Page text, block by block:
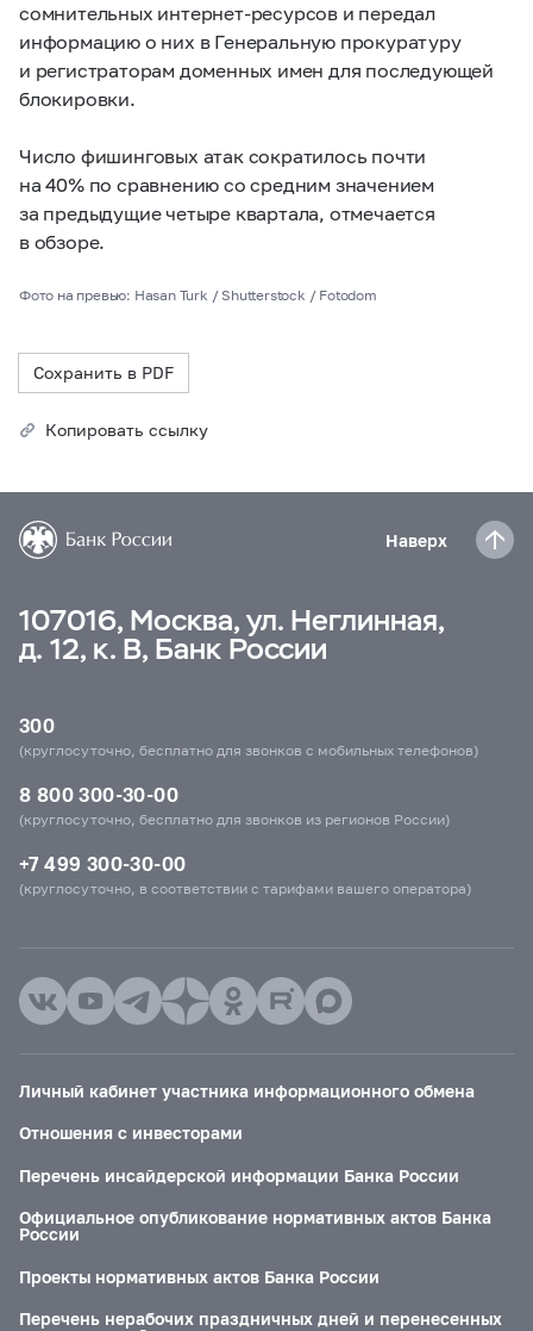
сомнительных интернет-ресурсов и передал
информацию о них в Генеральную прокуратуру
и регистраторам доменных имен для последующей
блокировки.
Число фишинговых атак сократилось почти
на 40% по сравнению со средним значением
за предыдущие четыре квартала, отмечается
в обзоре.
Фото на превью: Hasan Turk / Shutterstock / Fotodom
Сохранить в PDF
Копировать ссылку
Наверх
107016, Москва, ул. Неглинная,
д. 12, к. В, Банк России
300
(круглосуточно, бесплатно для звонков с мобильных телефонов)
8 800 300-30-00
(круглосуточно, бесплатно для звонков из регионов России)
+7 499 300-30-00
(круглосуточно, в соответствии с тарифами вашего оператора)
Личный кабинет участника информационного обмена
Отношения с инвесторами
Перечень инсайдерской информации Банка России
Официальное опубликование нормативных актов Банка
России
Проекты нормативных актов Банка России
Перечень нерабочих праздничных дней и перенесенных